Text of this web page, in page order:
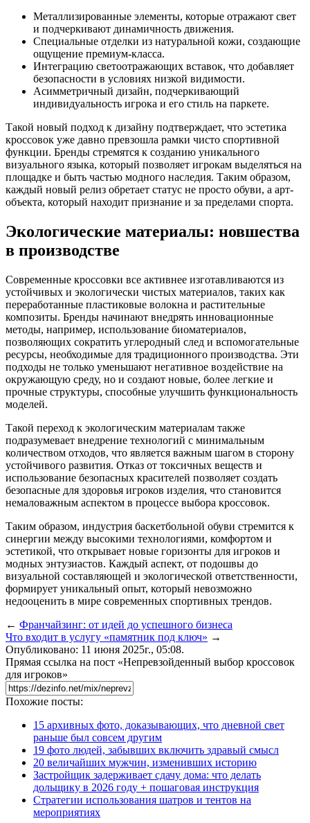
Металлизированные элементы, которые отражают свет
и подчеркивают динамичность движения.
Специальные отделки из натуральной кожи, создающие
ощущение премиум-класса.
Интеграцию светоотражающих вставок, что добавляет
безопасности в условиях низкой видимости.
Асимметричный дизайн, подчеркивающий
индивидуальность игрока и его стиль на паркете.
Такой новый подход к дизайну подтверждает, что эстетика
кроссовок уже давно превзошла рамки чисто спортивной
функции. Бренды стремятся к созданию уникального
визуального языка, который позволяет игрокам выделяться на
площадке и быть частью модного наследия. Таким образом,
каждый новый релиз обретает статус не просто обуви, а арт-
объекта, который находит признание и за пределами спорта.
Экологические материалы: новшества
в производстве
Современные кроссовки все активнее изготавливаются из
устойчивых и экологически чистых материалов, таких как
переработанные пластиковые волокна и растительные
композиты. Бренды начинают внедрять инновационные
методы, например, использование биоматериалов,
позволяющих сократить углеродный след и вспомогательные
ресурсы, необходимые для традиционного производства. Эти
подходы не только уменьшают негативное воздействие на
окружающую среду, но и создают новые, более легкие и
прочные структуры, способные улучшить функциональность
моделей.
Такой переход к экологическим материалам также
подразумевает внедрение технологий с минимальным
количеством отходов, что является важным шагом в сторону
устойчивого развития. Отказ от токсичных веществ и
использование безопасных красителей позволяет создать
безопасные для здоровья игроков изделия, что становится
немаловажным аспектом в процессе выбора кроссовок.
Таким образом, индустрия баскетбольной обуви стремится к
синергии между высокими технологиями, комфортом и
эстетикой, что открывает новые горизонты для игроков и
модных энтузиастов. Каждый аспект, от подошвы до
визуальной составляющей и экологической ответственности,
формирует уникальный опыт, который невозможно
недооценить в мире современных спортивных трендов.
← Франчайзинг: от идей до успешного бизнеса
Что входит в услугу «памятник под ключ» →
Опубликовано: 11 июня 2025г., 05:08.
Прямая ссылка на пост «Непревзойденный выбор кроссовок
для игроков»
Похожие посты:
15 архивных фото, доказывающих, что дневной свет
раньше был совсем другим
19 фото людей, забывших включить здравый смысл
20 величайших мужчин, изменивших историю
Застройщик задерживает сдачу дома: что делать
дольщику в 2026 году + пошаговая инструкция
Стратегии использования шатров и тентов на
мероприятиях